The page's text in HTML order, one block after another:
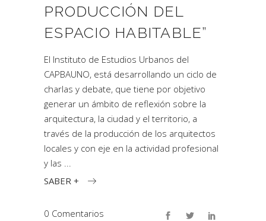
PRODUCCIÓN DEL
ESPACIO HABITABLE”
El Instituto de Estudios Urbanos del
CAPBAUNO, está desarrollando un ciclo de
charlas y debate, que tiene por objetivo
generar un ámbito de reflexión sobre la
arquitectura, la ciudad y el territorio, a
través de la producción de los arquitectos
locales y con eje en la actividad profesional
y las
SABER +
0 Comentarios